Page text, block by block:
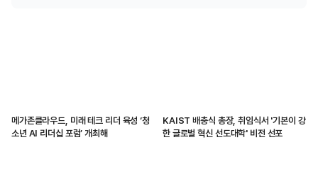
메가존클라우드, 미래 테크 리더 육성 ‘청
소년 AI 리더십 포럼’ 개최해
KAIST 배충식 총장, 취임식서 '기본이 강
한 글로벌 혁신 선도대학' 비전 선포